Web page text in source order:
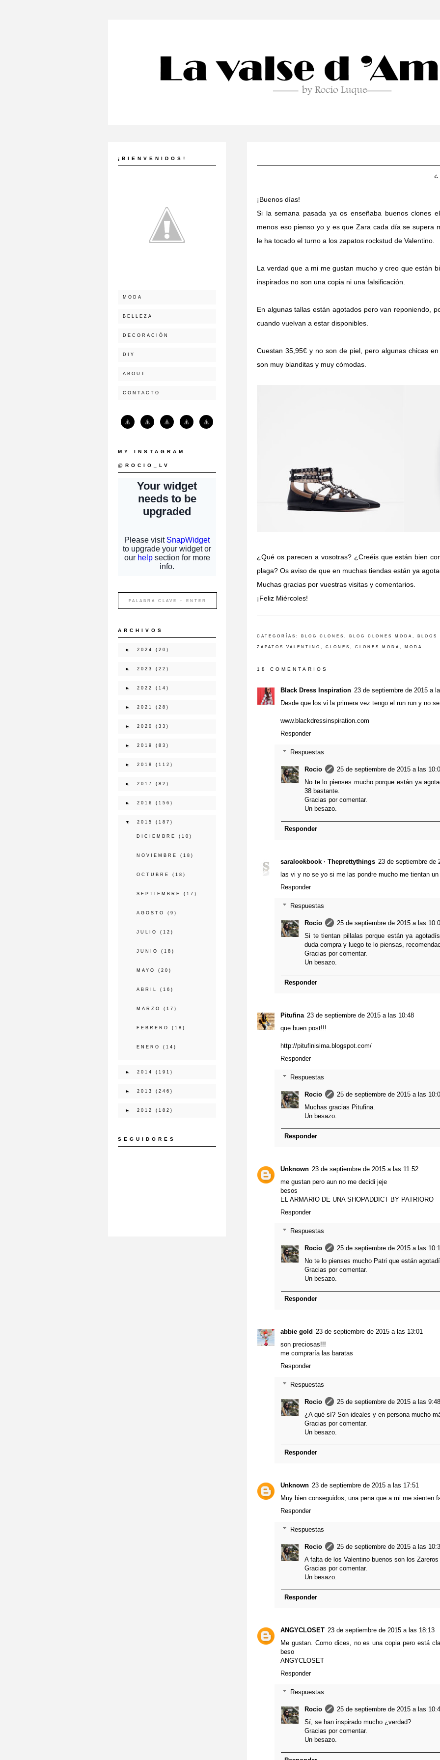
¡Buenos días!
Si la semana pasada ya os enseñaba buenos clones
menos eso pienso yo y es que Zara cada día se supera
le ha tocado el turno a los zapatos rockstud de Valentino.
La verdad que a mi me gustan mucho y creo que están
inspirados no son una copia ni una falsificación.
En algunas tallas están agotados pero van reponiendo,
cuando vuelvan a estar disponibles.
Cuestan 35,95€ y no son de piel, pero algunas chicas
son muy blanditas y muy cómodas.
¿Qué os parecen a vosotras? ¿Creéis que están bien
plaga? Os aviso de que en muchas tiendas están ya
Muchas gracias por vuestras visitas y comentarios.
¡Feliz Miércoles!
CATEGORÍAS: BLOG CLONES BLOG CLONES MODA BLOGS
ZAPATOS VALENTINO CLONES CLONES MODA MODA
18 COMENTARIOS
Black Dress Inspiration 23 de septiembre de 2015 a
Desde que los vi la primera vez tengo el run run y no
www.blackdressinspiration.com
Responder
Respuestas
Rocio
25 de septiembre de 2015 a las
No te lo pienses mucho porque están ya
38 bastante.
Gracias por comentar.
Un besazo.
Responder
saralookbook · Theprettythings 23 de septiembre de
las vi y no se yo si me las pondre mucho me tientan
Responder
Respuestas
Rocio
25 de septiembre de 2015 a las
Si te tientan pillalas porque están ya
duda compra y luego te lo piensas,
Gracias por comentar.
Un besazo.
Responder
Pitufina 23 de septiembre de 2015 a las 10:48
que buen post!!!
http://pitufinisima.blogspot.com/
Responder
Respuestas
Rocio
25 de septiembre de 2015 a las
Muchas gracias Pitufina.
Un besazo.
Responder
Unknown 23 de septiembre de 2015 a las 11:52
me gustan pero aun no me decidi jeje
besos
EL ARMARIO DE UNA SHOPADDICT BY PATRIORO
Responder
Respuestas
Rocio
25 de septiembre de 2015 a las
No te lo pienses mucho Patri que están
Gracias por comentar.
Un besazo.
Responder
abbie gold 23 de septiembre de 2015 a las 13:01
son preciosas!!!
me compraría las baratas
Responder
Respuestas
Rocio
25 de septiembre de 2015 a las 9:48
¿A qué sí? Son ideales y en persona mucho
Gracias por comentar.
Un besazo.
Responder
Unknown 23 de septiembre de 2015 a las 17:51
Muy bien conseguidos, una pena que a mi me sienten
Responder
Respuestas
Rocio
25 de septiembre de 2015 a las
A falta de los Valentino buenos son los Zareros
Gracias por comentar.
Un besazo.
Responder
ANGYCLOSET 23 de septiembre de 2015 a las 18:13
Me gustan. Como dices, no es una copia pero está
beso
ANGYCLOSET
Responder
Respuestas
Rocio
25 de septiembre de 2015 a las
Sí, se han inspirado mucho ¿verdad?
Gracias por comentar.
Un besazo.
¡BIENVENIDOS!
MODA
BELLEZA
DECORACIÓN
DIY
ABOUT
CONTACTO
MY INSTAGRAM
@ROCIO_LV
ARCHIVOS
► 2024 (20)
► 2023 (22)
► 2022 (14)
► 2021 (28)
► 2020 (33)
► 2019 (83)
► 2018 (112)
► 2017 (82)
► 2016 (156)
▼ 2015 (187)
DICIEMBRE (10)
NOVIEMBRE (18)
OCTUBRE (18)
SEPTIEMBRE (17)
AGOSTO (9)
JULIO (12)
JUNIO (18)
MAYO (20)
ABRIL (16)
MARZO (17)
FEBRERO (18)
ENERO (14)
► 2014 (191)
► 2013 (246)
► 2012 (182)
SEGUIDORES